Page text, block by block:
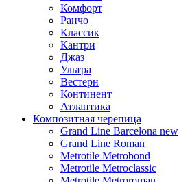
Комфорт
Ранчо
Классик
Кантри
Джаз
Ультра
Вестерн
Континент
Атлантика
Композитная черепица
Grand Line Barcelona new
Grand Line Roman
Metrotile Metrobond
Metrotile Metroclassic